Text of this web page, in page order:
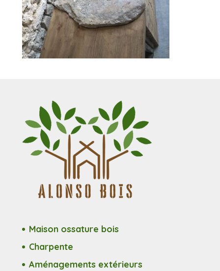
Maison ossature bois
Charpente
Aménagements extérieurs